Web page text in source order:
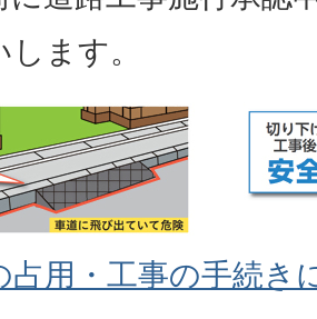
ます。
占用・工事の手続き